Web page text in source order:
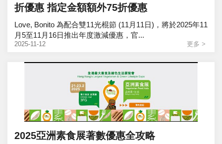
折優惠 指定金額額外75折優惠
Love, Bonito 為配合雙11光棍節 (11月11日)，將於2025年11
月5至11月16日推出年度激減優惠，官...
2025-11-12 更多 >
2025亞洲素食展著數優惠全攻略